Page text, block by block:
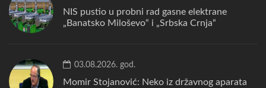
NIS pustio u probni rad gasne elektrane
„Banatsko Miloševo“ i „Srbska Crnja“
03.08.2026. god.
Momir Stojanović: Neko iz državnog aparata